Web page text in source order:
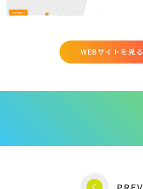
WEBサイトを見る